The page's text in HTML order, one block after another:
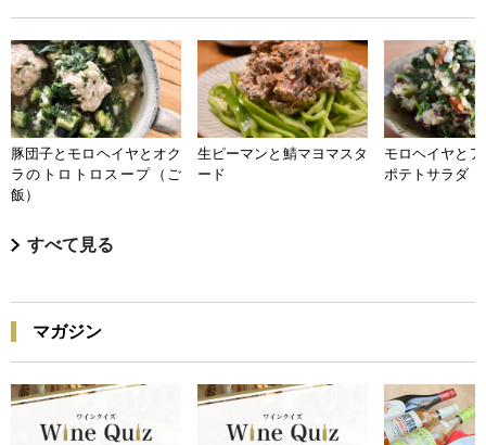
豚団子とモロヘイヤとオク
ラのトロトロスープ（ご
飯）
生ピーマンと鯖マヨマスタ
ード
モロヘイヤと
ポテトサラダ
すべて見る
マガジン